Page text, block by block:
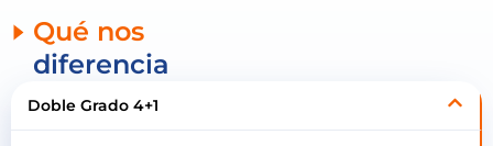
Qué nos
diferencia
Doble Grado 4+1